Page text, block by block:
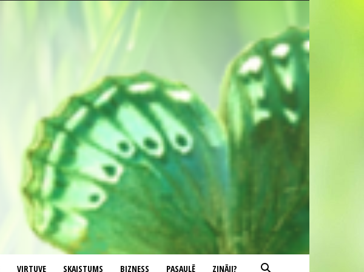
VIRTUVE SKAISTUMS BIZNESS PASAULĒ ZINĀJI?